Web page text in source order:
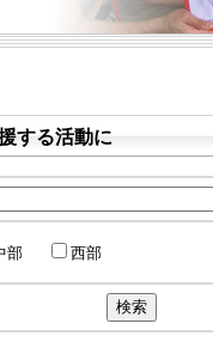
する活動に
部 西部